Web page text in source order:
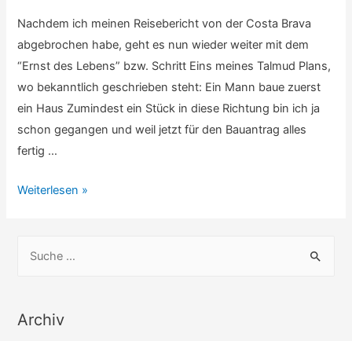
Nachdem ich meinen Reisebericht von der Costa Brava
abgebrochen habe, geht es nun wieder weiter mit dem
“Ernst des Lebens” bzw. Schritt Eins meines Talmud Plans,
wo bekanntlich geschrieben steht: Ein Mann baue zuerst
ein Haus Zumindest ein Stück in diese Richtung bin ich ja
schon gegangen und weil jetzt für den Bauantrag alles
fertig …
Bautagebuch:
noch
Weiterlesen »
h
Archiv